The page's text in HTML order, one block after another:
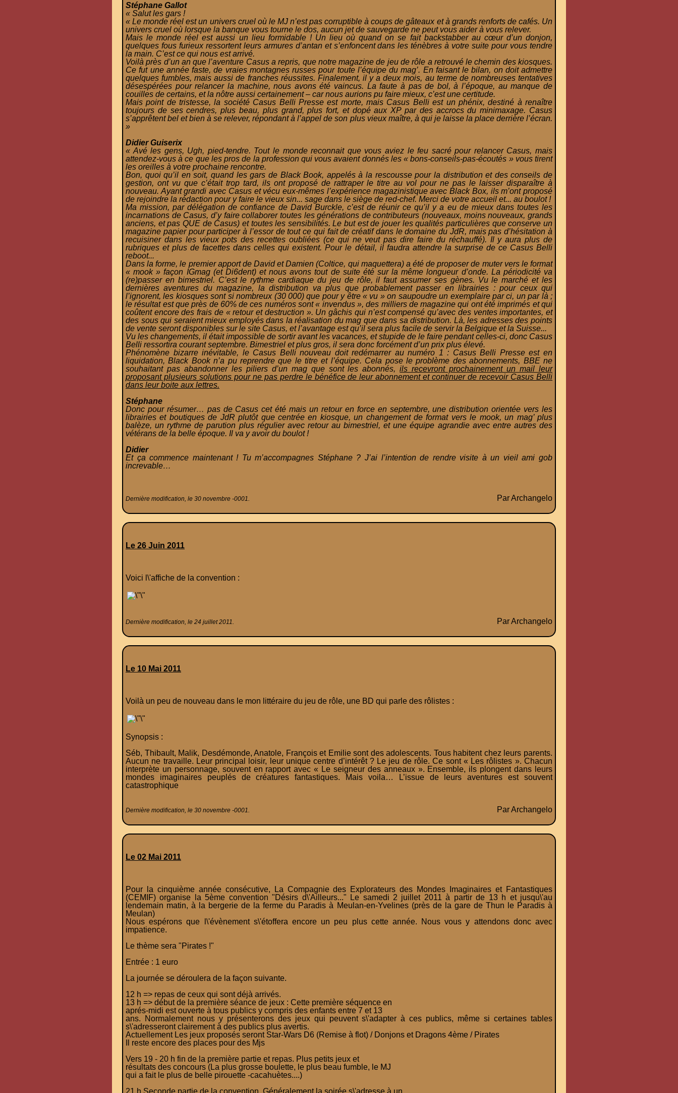
Stéphane Gallot
« Salut les gars !
« Le monde réel est un univers cruel où le MJ n’est pas corruptible à coups de gâteaux et à grands renforts de cafés. Un
univers cruel où lorsque la banque vous tourne le dos, aucun jet de sauvegarde ne peut vous aider à vous relever.
Mais le monde réel est aussi un lieu formidable ! Un lieu où quand on se fait backstabber au cœur d’un donjon,
quelques fous furieux ressortent leurs armures d’antan et s’enfoncent dans les ténèbres à votre suite pour vous tendre
la main. C’est ce qui nous est arrivé.
Voilà près d’un an que l’aventure Casus a repris, que notre magazine de jeu de rôle a retrouvé le chemin des kiosques.
Ce fut une année faste, de vraies montagnes russes pour toute l’équipe du mag’. En faisant le bilan, on doit admettre
quelques fumbles, mais aussi de franches réussites. Finalement, il y a deux mois, au terme de nombreuses tentatives
désespérées pour relancer la machine, nous avons été vaincus. La faute à pas de bol, à l’époque, au manque de
couilles de certains, et la nôtre aussi certainement – car nous aurions pu faire mieux, c’est une certitude.
Mais point de tristesse, la société Casus Belli Presse est morte, mais Casus Belli est un phénix, destiné à renaître
toujours de ses cendres, plus beau, plus grand, plus fort, et dopé aux XP par des accrocs du minimaxage. Casus
s’apprêtent bel et bien à se relever, répondant à l’appel de son plus vieux maître, à qui je laisse la place derrière l’écran.
»
Didier Guiserix
« Avé les gens, Ugh, pied-tendre. Tout le monde reconnait que vous aviez le feu sacré pour relancer Casus, mais
attendez-vous à ce que les pros de la profession qui vous avaient donnés les « bons-conseils-pas-écoutés » vous tirent
les oreilles à votre prochaine rencontre.
Bon, quoi qu’il en soit, quand les gars de Black Book, appelés à la rescousse pour la distribution et des conseils de
gestion, ont vu que c’était trop tard, ils ont proposé de rattraper le titre au vol pour ne pas le laisser disparaître à
nouveau. Ayant grandi avec Casus et vécu eux-mêmes l’expérience magazinistique avec Black Box, ils m’ont proposé
de rejoindre la rédaction pour y faire le vieux sin... sage dans le siège de red-chef. Merci de votre accueil et... au boulot !
Ma mission, par délégation de confiance de David Burckle, c’est de réunir ce qu’il y a eu de mieux dans toutes les
incarnations de Casus, d’y faire collaborer toutes les générations de contributeurs (nouveaux, moins nouveaux, grands
anciens, et pas QUE de Casus) et toutes les sensibilités. Le but est de jouer les qualités particulières que conserve un
magazine papier pour participer à l’essor de tout ce qui fait de créatif dans le domaine du JdR, mais pas d’hésitation à
recuisiner dans les vieux pots des recettes oubliées (ce qui ne veut pas dire faire du réchauffé). Il y aura plus de
rubriques et plus de facettes dans celles qui existent. Pour le détail, il faudra attendre la surprise de ce Casus Belli
reboot...
Dans la forme, le premier apport de David et Damien (Coltice, qui maquettera) a été de proposer de muter vers le format
« mook » façon IGmag (et Di6dent) et nous avons tout de suite été sur la même longueur d’onde. La périodicité va
(re)passer en bimestriel. C’est le rythme cardiaque du jeu de rôle, il faut assumer ses gènes. Vu le marché et les
dernières aventures du magazine, la distribution va plus que probablement passer en librairies : pour ceux qui
l’ignorent, les kiosques sont si nombreux (30 000) que pour y être « vu » on saupoudre un exemplaire par ci, un par là ;
le résultat est que près de 60% de ces numéros sont « invendus », des milliers de magazine qui ont été imprimés et qui
coûtent encore des frais de « retour et destruction ». Un gâchis qui n’est compensé qu’avec des ventes importantes, et
des sous qui seraient mieux employés dans la réalisation du mag que dans sa distribution. Là, les adresses des points
de vente seront disponibles sur le site Casus, et l’avantage est qu’il sera plus facile de servir la Belgique et la Suisse...
Vu les changements, il était impossible de sortir avant les vacances, et stupide de le faire pendant celles-ci, donc Casus
Belli ressortira courant septembre. Bimestriel et plus gros, il sera donc forcément d’un prix plus élevé.
Phénomène bizarre inévitable, le Casus Belli nouveau doit redémarrer au numéro 1 : Casus Belli Presse est en
liquidation, Black Book n’a pu reprendre que le titre et l’équipe. Cela pose le problème des abonnements, BBE ne
souhaitant pas abandonner les piliers d’un mag que sont les abonnés,ils recevront prochainement un mail leur
proposant plusieurs solutions pour ne pas perdre le bénéfice de leur abonnement et continuer de recevoir Casus Belli
dans leur boite aux lettres.
Stéphane
Donc pour résumer… pas de Casus cet été mais un retour en force en septembre, une distribution orientée vers les
librairies et boutiques de JdR plutôt que centrée en kiosque, un changement de format vers le mook, un mag’ plus
balèze, un rythme de parution plus régulier avec retour au bimestriel, et une équipe agrandie avec entre autres des
vétérans de la belle époque. Il va y avoir du boulot !
Didier
Et ça commence maintenant ! Tu m’accompagnes Stéphane ? J’ai l’intention de rendre visite à un vieil ami gob
increvable…
Par Archangelo
Dernière modification, le 30 novembre -0001.
Le 26 Juin 2011
Voici l\'affiche de la convention :
Par Archangelo
Dernière modification, le 24 juillet 2011.
Le 10 Mai 2011
Voilà un peu de nouveau dans le mon littéraire du jeu de rôle, une BD qui parle des rôlistes :
Synopsis :
Séb, Thibault, Malik, Desdémonde, Anatole, François et Emilie sont des adolescents. Tous habitent chez leurs parents.
Aucun ne travaille. Leur principal loisir, leur unique centre d’intérêt ? Le jeu de rôle. Ce sont « Les rôlistes ». Chacun
interprète un personnage, souvent en rapport avec « Le seigneur des anneaux ». Ensemble, ils plongent dans leurs
mondes imaginaires peuplés de créatures fantastiques. Mais voila… L’issue de leurs aventures est souvent
catastrophique
Par Archangelo
Dernière modification, le 30 novembre -0001.
Le 02 Mai 2011
Pour la cinquième année consécutive, La Compagnie des Explorateurs des Mondes Imaginaires et Fantastiques
(CEMIF) organise la 5ème convention "Désirs d\'Ailleurs..." Le samedi 2 juillet 2011 à partir de 13 h et jusqu\'au
lendemain matin, à la bergerie de la ferme du Paradis à Meulan-en-Yvelines (près de la gare de Thun le Paradis à
Meulan)
Nous espérons que l\'évènement s\'étoffera encore un peu plus cette année. Nous vous y attendons donc avec
impatience.
Le thème sera "Pirates !"
Entrée : 1 euro
La journée se déroulera de la façon suivante.
12 h => repas de ceux qui sont déjà arrivés.
13 h => début de la première séance de jeux : Cette première séquence en
aprés-midi est ouverte à tous publics y compris des enfants entre 7 et 13
ans. Normalement nous y présenterons des jeux qui peuvent s\'adapter à ces publics, même si certaines tables
s\'adresseront clairement à des publics plus avertis.
Actuellement Les jeux proposés seront Star-Wars D6 (Remise à flot) / Donjons et Dragons 4ème / Pirates
Il reste encore des places pour des Mjs
Vers 19 - 20 h fin de la première partie et repas. Plus petits jeux et
résultats des concours (La plus grosse boulette, le plus beau fumble, le MJ
qui a fait le plus de belle pirouette -cacahuètes....)
21 h Seconde partie de la convention. Généralement la soirée s\'adresse à un